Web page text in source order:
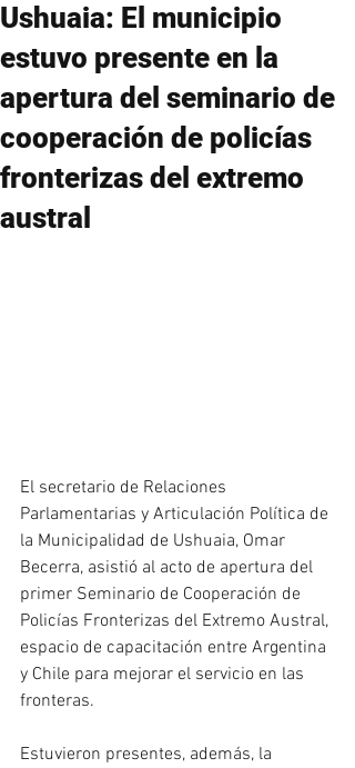
Ushuaia: El municipio
estuvo presente en la
apertura del seminario de
cooperación de policías
fronterizas del extremo
austral
El secretario de Relaciones
Parlamentarias y Articulación Política de
la Municipalidad de Ushuaia, Omar
Becerra, asistió al acto de apertura del
primer Seminario de Cooperación de
Policías Fronterizas del Extremo Austral,
espacio de capacitación entre Argentina
y Chile para mejorar el servicio en las
fronteras.
Estuvieron presentes, además, la